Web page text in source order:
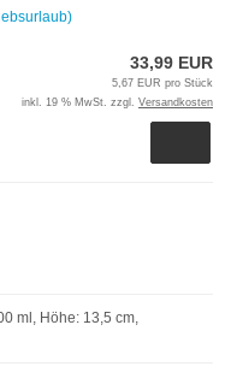
33,99 EUR
5,67 EUR pro Stück
inkl. 19 % MwSt. zzgl. Versandkosten
ml, Höhe: 13,5 cm,